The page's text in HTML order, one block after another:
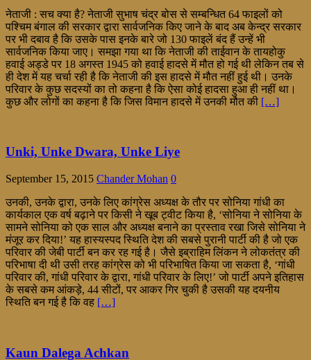
नेताजी : सच क्या है? नेताजी सुभाष चंद्र बोस से सम्बन्धित 64 फाइलों को
पश्चिम बंगाल की सरकार द्वारा सार्वजनिक किए जाने के बाद अब केन्द्र सरकार
पर भी दबाव है कि उसके पास इनके बारे जो 130 फाइलें बंद हैं उन्हें भी
सार्वजनिक किया जाए। समझा गया था कि नेताजी की ताईवान के तायहोकु
हवाई अड्डे पर 18 अगस्त 1945 को हवाई हादसे में मौत हो गई थी लेकिन तब से
ही देश में यह चर्चा रही है कि नेताजी की इस हादसे में मौत नहीं हुई थी। उनके
परिवार के कुछ सदस्यों का तो कहना है कि ऐसा कोई हादसा हुआ ही नहीं था।
कुछ और लोगों का कहना है कि जिस विमान हादसे में उनकी मौत की […]
Unki, Unke Dwara, Unke Liye
September 15, 2015 Chander Mohan 0
उनकी, उनके द्वारा, उनके लिए कांग्रेस अध्यक्ष के तौर पर सोनिया गांधी का
कार्यकाल एक वर्ष बढ़ाने पर किसी ने खूब ट्वीट किया है, ‘सोनिया ने सोनिया के
सामने सोनिया को एक साल और अध्यक्ष बनाने का प्रस्ताव रखा जिसे सोनिया ने
मंजूर कर दिया!’ यह हास्यस्पद स्थिति देश की सबसे पुरानी पार्टी की है जो एक
परिवार की जेबी पार्टी बन कर रह गई है। जैसे इब्राहिम लिंकन ने लोकतंत्र की
परिभाषा दी थी उसी तरह कांग्रेस को भी परिभाषित किया जा सकता है, ‘गांधी
परिवार की, गांधी परिवार के द्वारा, गांधी परिवार के लिए!’ जो पार्टी अपने इतिहास
के सबसे कम आंकड़े, 44 सीटों, पर आकर गिर चुकी है उसकी यह दयनीय
स्थिति बन गई है कि वह […]
Kaun Dalega Achkan